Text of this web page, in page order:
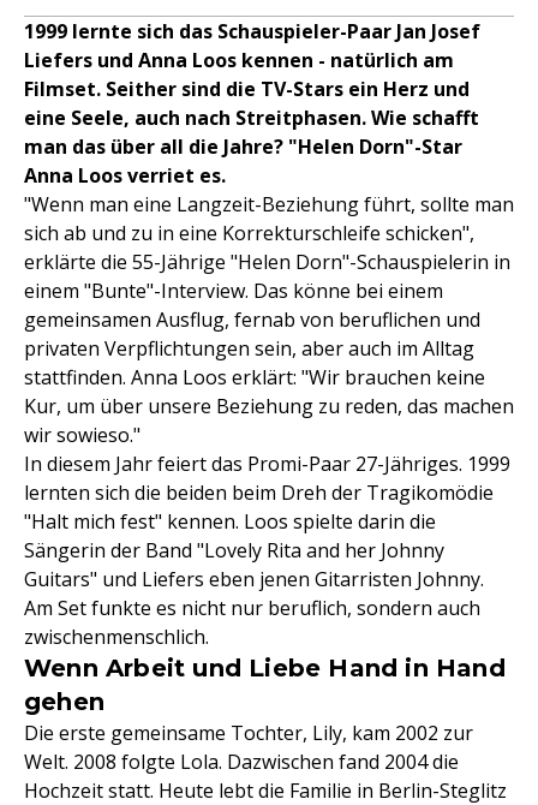
1999 lernte sich das Schauspieler-Paar Jan Josef
Liefers und Anna Loos kennen - natürlich am
Filmset. Seither sind die TV-Stars ein Herz und
eine Seele, auch nach Streitphasen. Wie schafft
man das über all die Jahre? "Helen Dorn"-Star
Anna Loos verriet es.
"Wenn man eine Langzeit-Beziehung führt, sollte man
sich ab und zu in eine Korrekturschleife schicken",
erklärte die 55-Jährige "Helen Dorn"-Schauspielerin in
einem "Bunte"-Interview. Das könne bei einem
gemeinsamen Ausflug, fernab von beruflichen und
privaten Verpflichtungen sein, aber auch im Alltag
stattfinden. Anna Loos erklärt: "Wir brauchen keine
Kur, um über unsere Beziehung zu reden, das machen
wir sowieso."
In diesem Jahr feiert das Promi-Paar 27-Jähriges. 1999
lernten sich die beiden beim Dreh der Tragikomödie
"Halt mich fest" kennen. Loos spielte darin die
Sängerin der Band "Lovely Rita and her Johnny
Guitars" und Liefers eben jenen Gitarristen Johnny.
Am Set funkte es nicht nur beruflich, sondern auch
zwischenmenschlich.
Wenn Arbeit und Liebe Hand in Hand
gehen
Die erste gemeinsame Tochter, Lily, kam 2002 zur
Welt. 2008 folgte Lola. Dazwischen fand 2004 die
Hochzeit statt. Heute lebt die Familie in Berlin-Steglitz